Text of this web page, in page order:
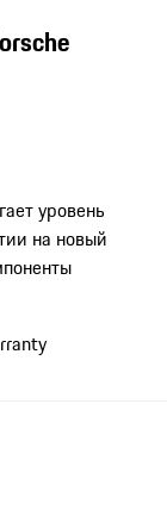
уровень
на новый